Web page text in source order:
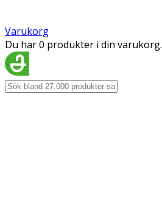
Varukorg
Du har 0 produkter i din varukorg.